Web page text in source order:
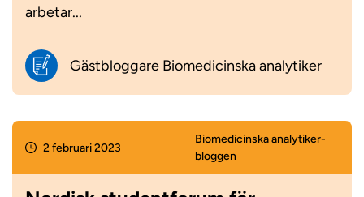
arbetar...
Gästbloggare Biomedicinska analytiker
2 februari 2023
Biomedicinska analytiker­
bloggen